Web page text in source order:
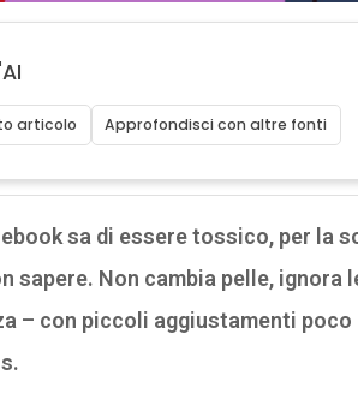
articolo Approfondisci con altre fonti
sa di essere tossico, per la
sapere. Non cambia pelle, ignora
– con piccoli aggiustamenti